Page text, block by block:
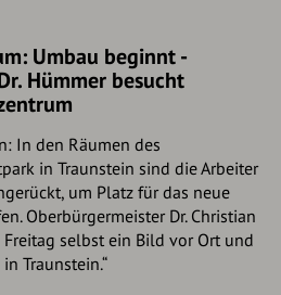
Umbau beginnt -
Hümmer besucht
In den Räumen des
in Traunstein sind die Arbeiter
um Platz für das neue
Oberbürgermeister Dr. Christian
selbst ein Bild vor Ort und
Traunstein.“